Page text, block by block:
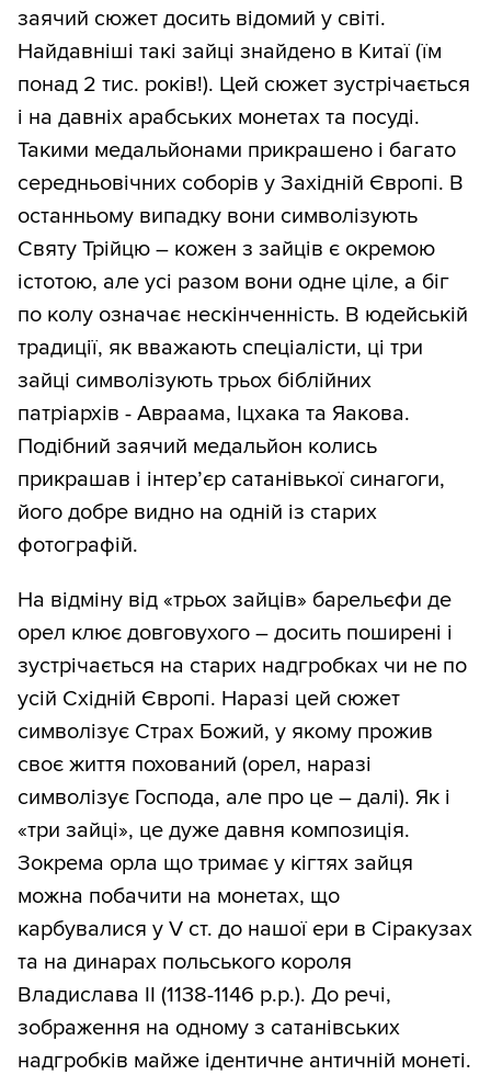
заячий сюжет досить відомий у світі.
Найдавніші такі зайці знайдено в Китаї (їм
понад 2 тис. років!). Цей сюжет зустрічається
і на давніх арабських монетах та посуді.
Такими медальйонами прикрашено і багато
середньовічних соборів у Західній Європі. В
останньому випадку вони символізують
Святу Трійцю – кожен з зайців є окремою
істотою, але усі разом вони одне ціле, а біг
по колу означає нескінченність. В юдейській
традиції, як вважають спеціалісти, ці три
зайці символізують трьох біблійних
патріархів - Авраама, Іцхака та Яакова.
Подібний заячий медальйон колись
прикрашав і інтер’єр сатанівької синагоги,
його добре видно на одній із старих
фотографій.
На відміну від «трьох зайців» барельєфи де
орел клює довговухого – досить поширені і
зустрічається на старих надгробках чи не по
усій Східній Європі. Наразі цей сюжет
символізує Страх Божий, у якому прожив
своє життя похований (орел, наразі
символізує Господа, але про це – далі). Як і
«три зайці», це дуже давня композиція.
Зокрема орла що тримає у кігтях зайця
можна побачити на монетах, що
карбувалися у V ст. до нашої ери в Сіракузах
та на динарах польського короля
Владислава ІІ (1138-1146 р.р.). До речі,
зображення на одному з сатанівських
надгробків майже ідентичне античній монеті.